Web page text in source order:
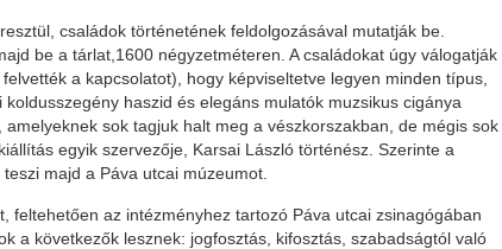
családok történetének feldolgozásával mutatják be.
be a tárlat,1600 négyzetméteren. A családokat úgy válogatják
a kapcsolatot), hogy képviseltetve legyen minden típus,
haszid és elegáns mulatók muzsikus cigánya
sok tagjuk halt meg a vészkorszakban, de mégis sok
egyik szervezője, Karsai László történész. Szerinte a
majd a Páva utcai múzeumot.
feltehetően az intézményhez tartozó Páva utcai zsinagógában
a következők lesznek: jogfosztás, kifosztás, szabadságtól való